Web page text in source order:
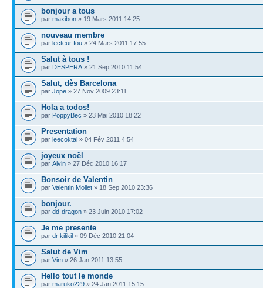
bonjour a tous
par maxibon » 19 Mars 2011 14:25
nouveau membre
par lecteur fou » 24 Mars 2011 17:55
Salut à tous !
par DESPERA » 21 Sep 2010 11:54
Salut, dès Barcelona
par Jope » 27 Nov 2009 23:11
Hola a todos!
par PoppyBec » 23 Mai 2010 18:22
Presentation
par leecoktai » 04 Fév 2011 4:54
joyeux noël
par Alvin » 27 Déc 2010 16:17
Bonsoir de Valentin
par Valentin Mollet » 18 Sep 2010 23:36
bonjour.
par dd-dragon » 23 Juin 2010 17:02
Je me presente
par dr kilikil » 09 Déc 2010 21:04
Salut de Vim
par Vim » 26 Jan 2011 13:55
Hello tout le monde
par maruko229 » 24 Jan 2011 15:15